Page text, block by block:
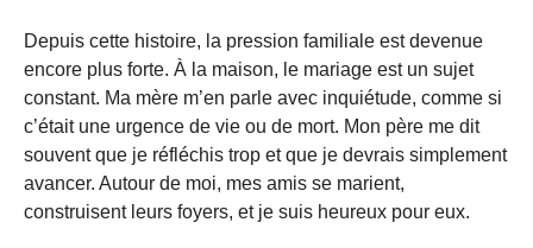
Depuis cette histoire, la pression familiale est devenue
encore plus forte. À la maison, le mariage est un sujet
constant. Ma mère m’en parle avec inquiétude, comme si
c’était une urgence de vie ou de mort. Mon père me dit
souvent que je réfléchis trop et que je devrais simplement
avancer. Autour de moi, mes amis se marient,
construisent leurs foyers, et je suis heureux pour eux.